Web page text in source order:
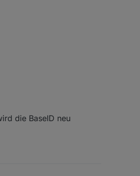
die BaseID neu